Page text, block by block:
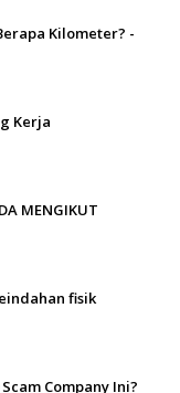
Kilometer? -
Kerja
MENGIKUT
fisik
Company Ini?